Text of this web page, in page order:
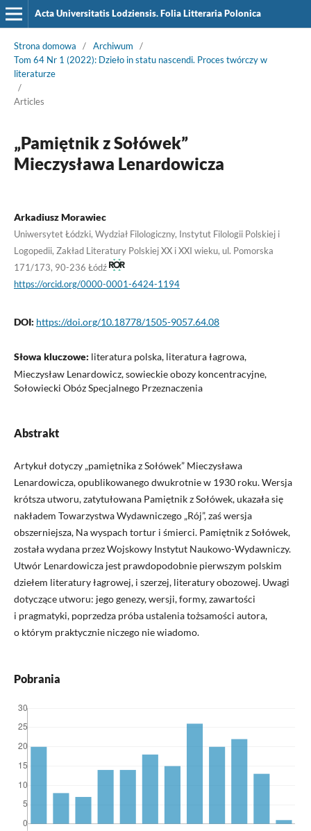
Acta Universitatis Lodziensis. Folia Litteraria Polonica
Strona domowa / Archiwum
/
Tom 64 Nr 1 (2022): Dzieło in statu nascendi. Proces twórczy w
literaturze
/
Articles
„Pamiętnik z Sołówek”
Mieczysława Lenardowicza
Arkadiusz Morawiec
Uniwersytet Łódzki, Wydział Filologiczny, Instytut Filologii Polskiej i
Logopedii, Zakład Literatury Polskiej XX i XXI wieku, ul. Pomorska
171/173, 90-236 Łódź
https://orcid.org/0000-0001-6424-1194
DOI: https://doi.org/10.18778/1505-9057.64.08
Słowa kluczowe: literatura polska, literatura łagrowa,
Mieczysław Lenardowicz, sowieckie obozy koncentracyjne,
Sołowiecki Obóz Specjalnego Przeznaczenia
Abstrakt
Artykuł dotyczy „pamiętnika z Sołówek” Mieczysława
Lenardowicza, opublikowanego dwukrotnie w 1930 roku. Wersja
krótsza utworu, zatytułowana Pamiętnik z Sołówek, ukazała się
nakładem Towarzystwa Wydawniczego „Rój”, zaś wersja
obszerniejsza, Na wyspach tortur i śmierci. Pamiętnik z Sołówek,
została wydana przez Wojskowy Instytut Naukowo-Wydawniczy.
Utwór Lenardowicza jest prawdopodobnie pierwszym polskim
dziełem literatury łagrowej, i szerzej, literatury obozowej. Uwagi
dotyczące utworu: jego genezy, wersji, formy, zawartości
i pragmatyki, poprzedza próba ustalenia tożsamości autora,
o którym praktycznie niczego nie wiadomo.
Pobrania